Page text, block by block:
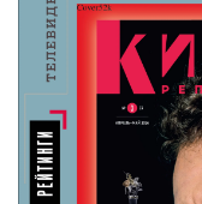
Андрей
Канны онлайн